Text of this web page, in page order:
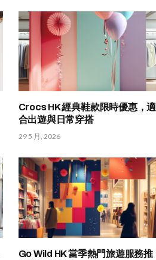
Crocs HK 經典鞋款限時優惠，適
合出遊與日常穿搭
29 5 月, 2026
Go Wild HK 當季熱門旅遊服務推